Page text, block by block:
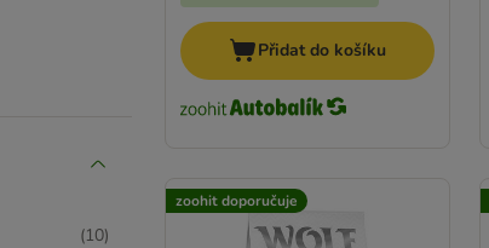
(10)
Přidat do košíku
zoohit doporučuje